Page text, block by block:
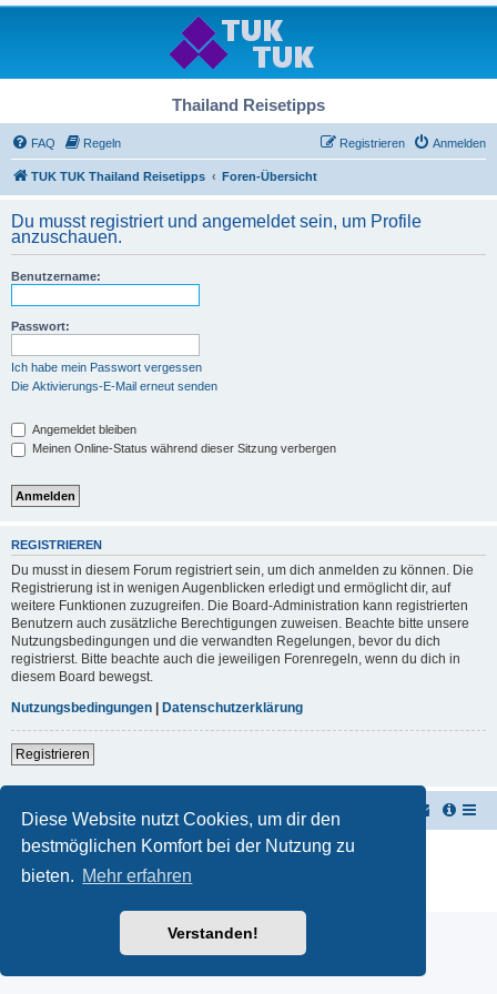
Diese Website nutzt Cookies, um dir den
bestmöglichen Komfort bei der Nutzung zu
bieten. Mehr erfahren
Verstanden!
Thailand Reisetipps
FAQ Regeln Anmelden
Registrieren
TUK TUK Thailand Reisetipps Foren-Übersicht
Du musst registriert und angemeldet sein, um Profile
anzuschauen.
Benutzername:
Passwort:
Ich habe mein Passwort vergessen
Die Aktivierungs-E-Mail erneut senden
Angemeldet bleiben
Meinen Online-Status während dieser Sitzung verbergen
REGISTRIEREN
Du musst in diesem Forum registriert sein, um dich anmelden zu können. Die
Registrierung ist in wenigen Augenblicken erledigt und ermöglicht dir, auf
weitere Funktionen zuzugreifen. Die Board-Administration kann registrierten
Benutzern auch zusätzliche Berechtigungen zuweisen. Beachte bitte unsere
Nutzungsbedingungen und die verwandten Regelungen, bevor du dich
registrierst. Bitte beachte auch die jeweiligen Forenregeln, wenn du dich in
diesem Board bewegst.
Nutzungsbedingungen
Datenschutzerklärung
Registrieren
TUK TUK Thailand Reisetipps Foren-Übersicht
Powered byphpBB ® Forum Software © phpBB Limited
Deutsche Übersetzung durch